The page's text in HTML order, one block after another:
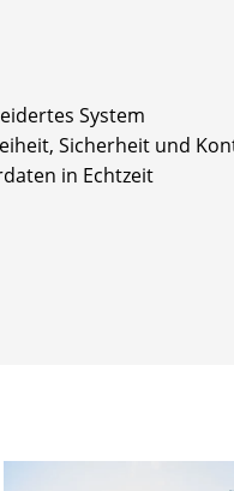
System
Sicherheit und
in Echtzeit